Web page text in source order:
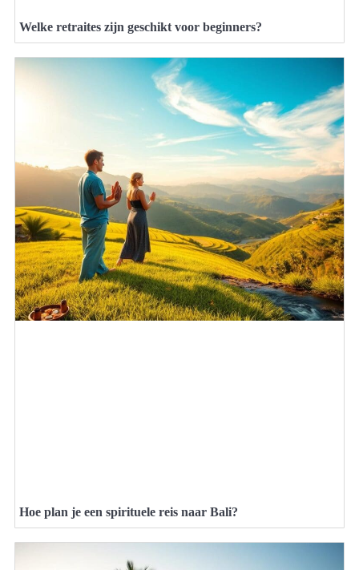
Welke retraites zijn geschikt voor beginners?
Hoe plan je een spirituele reis naar Bali?